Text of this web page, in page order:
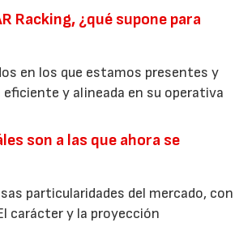
Racking, ¿qué supone para
en los que estamos presentes y
y alineada en su operativa
son a las que ahora se
particularidades del mercado, con
carácter y la proyección
29/07/2026